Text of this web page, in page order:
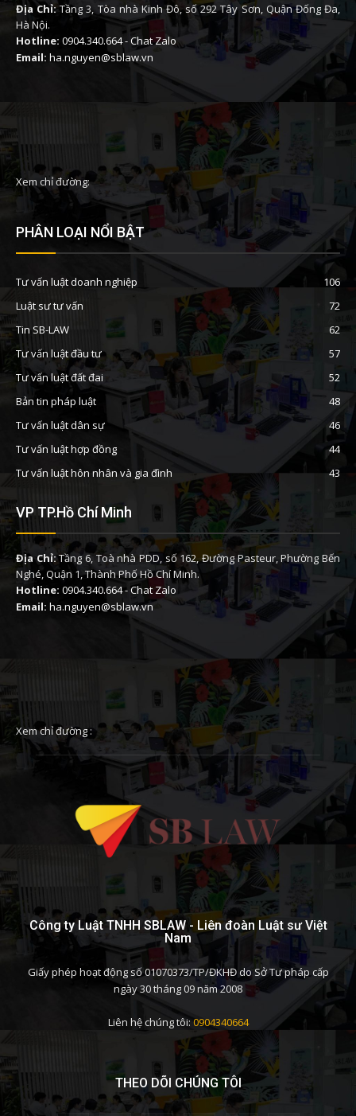
Địa Chỉ: Tầng 3, Tòa nhà Kinh Đô, số 292 Tây Sơn, Quận Đống Đa,
Hà Nội.
Hotline: 0904.340.664-Chat Zalo
Email: ha.nguyen@sblaw.vn
Xem chỉ đường:
PHÂN LOẠI NỔI BẬT
Tư vấn luật doanh nghiệp
106
Luật sư tư vấn
72
Tin SB-LAW
62
Tư vấn luật đầu tư
57
Tư vấn luật đất đai
52
Bản tin pháp luật
48
Tư vấn luật dân sự
46
Tư vấn luật hợp đồng
44
Tư vấn luật hôn nhân và gia đình
43
VP TP.Hồ Chí Minh
Địa Chỉ:Tầng 6, Toà nhà PDD, số 162, Đường Pasteur, Phường Bến
Nghé, Quận 1, Thành Phố Hồ Chí Minh.
Hotline: 0904.340.664-Chat Zalo
Email: ha.nguyen@sblaw.vn
Xem chỉ đường :
Công ty Luật TNHH SBLAW - Liên đoàn Luật sư Việt
Nam
Giấy phép hoạt động số 01070373/TP/ĐKHĐ do Sở Tư pháp cấp
ngày 30 tháng 09 năm 2008
Liên hệ chúng tôi: 0904340664
THEO DÕI CHÚNG TÔI